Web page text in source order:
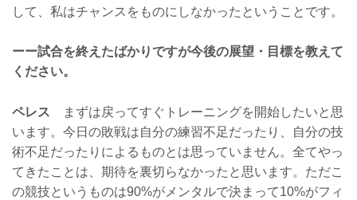
して、私はチャンスをものにしなかったということです。
ーー試合を終えたばかりですが今後の展望・目標を教えて
ください。
ペレス まずは戻ってすぐトレーニングを開始したいと思
います。今日の敗戦は自分の練習不足だったり、自分の技
術不足だったりによるものとは思っていません。全てやっ
てきたことは、期待を裏切らなかったと思います。ただこ
の競技というものは90%がメンタルで決まって10%がフィ